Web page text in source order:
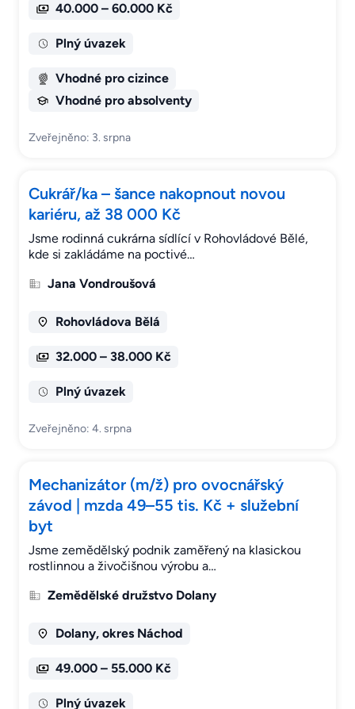
40.000 – 60.000 Kč
Plný úvazek
Vhodné pro cizince
Vhodné pro absolventy
Zveřejněno: 3. srpna
Cukrář/ka – šance nakopnout novou
kariéru, až 38 000 Kč
Jsme rodinná cukrárna sídlící v Rohovládové Bělé,
kde si zakládáme na poctivé…
Jana Vondroušová
Rohovládova Bělá
32.000 – 38.000 Kč
Plný úvazek
Zveřejněno: 4. srpna
Mechanizátor (m/ž) pro ovocnářský
závod | mzda 49–55 tis. Kč + služební
byt
Jsme zemědělský podnik zaměřený na klasickou
rostlinnou a živočišnou výrobu a…
Zemědělské družstvo Dolany
Dolany, okres Náchod
49.000 – 55.000 Kč
Plný úvazek